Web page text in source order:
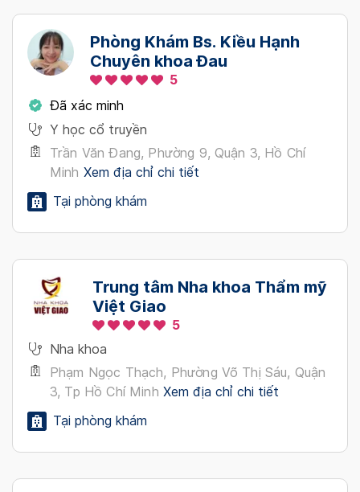
Phòng Khám Bs. Kiều Hạnh
Chuyên khoa Đau
5
Đã xác minh
Y học cổ truyền
Trần Văn Đang, Phường 9, Quận 3, Hồ Chí
Minh Xem địa chỉ chi tiết
Tại phòng khám
Trung tâm Nha khoa Thẩm mỹ
Việt Giao
5
Nha khoa
Phạm Ngọc Thạch, Phường Võ Thị Sáu, Quận
3, Tp Hồ Chí Minh Xem địa chỉ chi tiết
Tại phòng khám